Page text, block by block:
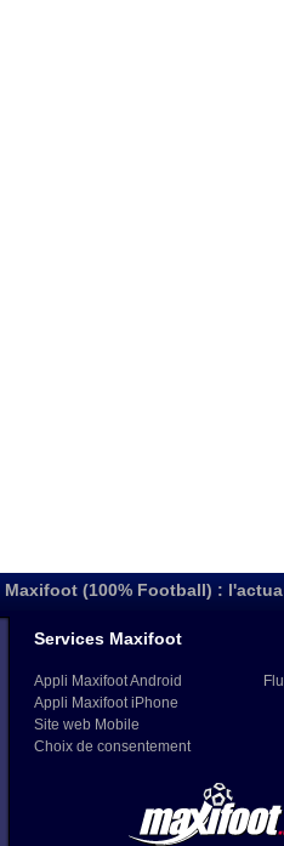
Maxifoot (100% Football) :
Services Maxifoot
Appli Maxifoot Android
Appli Maxifoot iPhone
Site web Mobile
Choix de consentement